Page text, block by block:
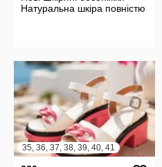
Натуральна шкіра повністю
35, 36, 37, 38, 39, 40, 41